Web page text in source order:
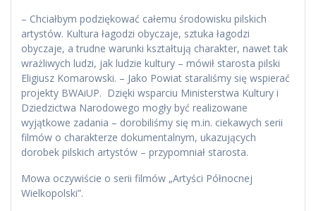
– Chciałbym podziękować całemu środowisku pilskich
artystów. Kultura łagodzi obyczaje, sztuka łagodzi
obyczaje, a trudne warunki kształtują charakter, nawet tak
wrażliwych ludzi, jak ludzie kultury – mówił starosta pilski
Eligiusz Komarowski. – Jako Powiat staraliśmy się wspierać
projekty BWAiUP. Dzięki wsparciu Ministerstwa Kultury i
Dziedzictwa Narodowego mogły być realizowane
wyjątkowe zadania – dorobiliśmy się m.in. ciekawych serii
filmów o charakterze dokumentalnym, ukazujących
dorobek pilskich artystów – przypomniał starosta.
Mowa oczywiście o serii filmów „Artyści Północnej
Wielkopolski”.